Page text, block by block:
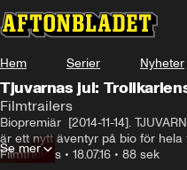
Hem Serier Nyheter
Tjuvarnas jul:
Filmtrailers
Biopremiär  [2014-11-14].
är ett nytt äventyr på bio för
nutidens mest älskade
Filmtrailers • 18.07.16 • 88 sek
Se mer